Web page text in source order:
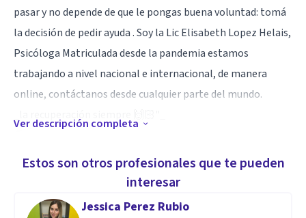
pasar y no depende de que le pongas buena voluntad: tomá
la decisión de pedir ayuda . Soy la Lic Elisabeth Lopez Helais,
Psicóloga Matriculada desde la pandemia estamos
trabajando a nivel nacional e internacional, de manera
online, contáctanos desde cualquier parte del mundo.
Especialidad
problemas de Depresión, de Relación de Pareja, de
Ver descripción completa
Estos son otros profesionales que te pueden
interesar
Jessica Perez Rubio